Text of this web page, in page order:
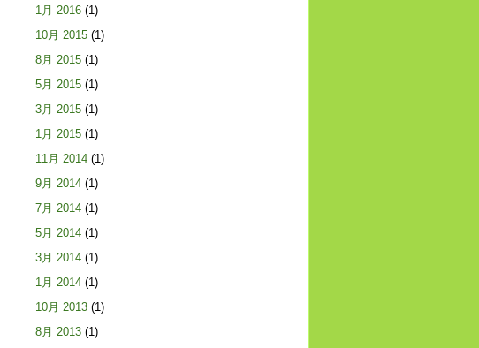
1月 2016 (1)
10月 2015 (1)
8月 2015 (1)
5月 2015 (1)
3月 2015 (1)
1月 2015 (1)
11月 2014 (1)
9月 2014 (1)
7月 2014 (1)
5月 2014 (1)
3月 2014 (1)
1月 2014 (1)
10月 2013 (1)
8月 2013 (1)